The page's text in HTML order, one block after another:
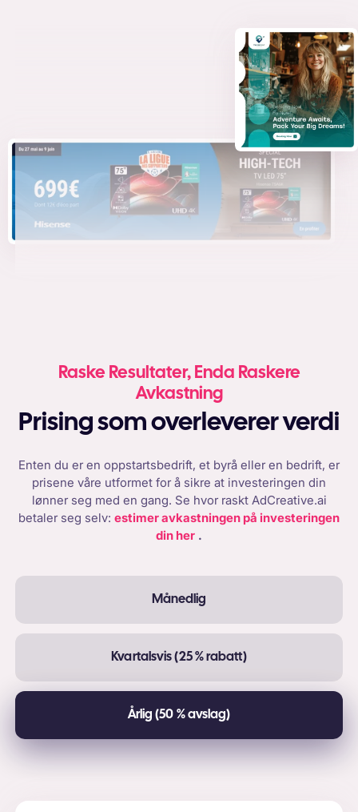
Raske Resultater, Enda Raskere
Avkastning
Prising som overleverer verdi
Enten du er en oppstartsbedrift, et byrå eller en bedrift, er
prisene våre utformet for å sikre at investeringen din
lønner seg med en gang. Se hvor raskt AdCreative.ai
betaler seg selv: estimer avkastningen på investeringen
din her .
Månedlig
Kvartalsvis (25 % rabatt)
Årlig (50 % avslag)